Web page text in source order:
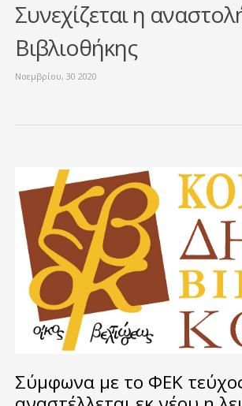
Συνεχίζεται η
Βιβλιοθήκης
Νοεμβρίου, 30 2020
Σύμφωνα με το ΦΕΚ